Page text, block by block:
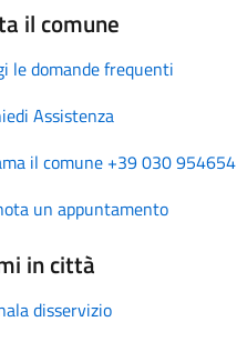
il comune
le domande frequenti
Assistenza
il comune +39 030 954654
un appuntamento
in città
disservizio